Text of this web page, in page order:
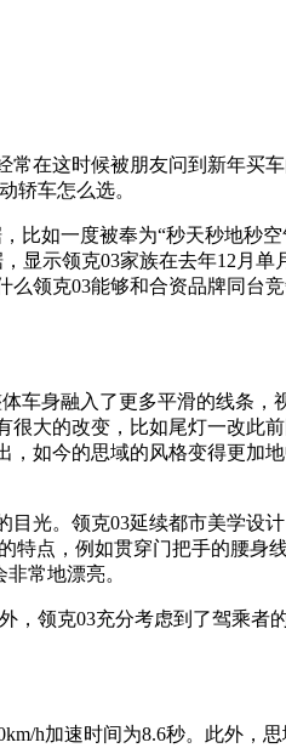
在这时候被朋友问到新年买
轿车怎么选。
如一度被奉为“秒天秒地秒
示领克03家族在去年12月
领克03能够和合资品牌同台
身融入了更多平滑的线条，
大的改变，比如尾灯一改此
如今的思域的风格变得更加
光。领克03延续都市美学设
点，例如贯穿门把手的腰身
常地漂亮。
领克03充分考虑到了驾乘者
h加速时间为8.6秒。此外，